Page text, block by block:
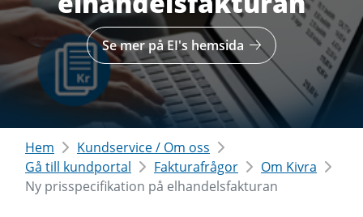
Se mer på EI's hemsida
Hem
Kundservice / Om oss
Gå till kundportal
Fakturafrågor
Om Kivra
Ny prisspecifikation på elhandelsfakturan